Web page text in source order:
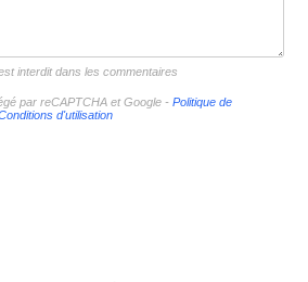
interdit dans les commentaires
par reCAPTCHA et Google - Politique de
d'utilisation